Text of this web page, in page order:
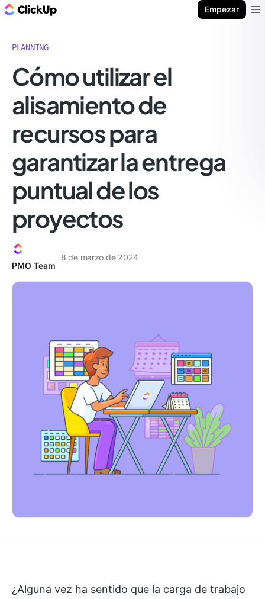
Empezar
PLANNING
Cómo utilizar el
alisamiento de
recursos para
garantizar la entrega
puntual de los
proyectos
PMO Team
8 de marzo de 2024
¿Alguna vez ha sentido que la carga de trabajo